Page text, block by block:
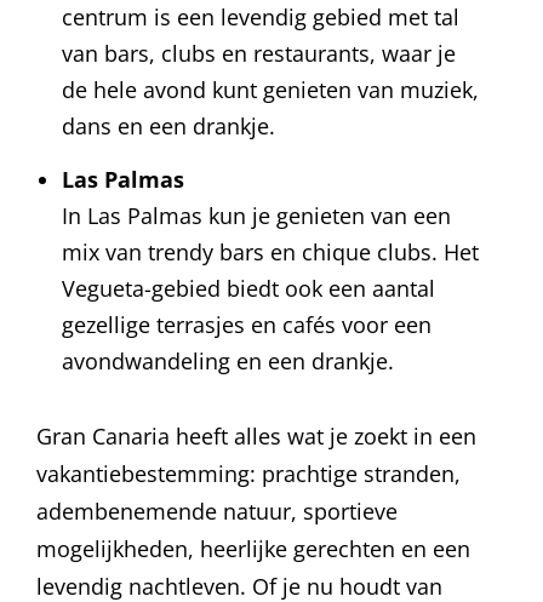
centrum is een levendig gebied met tal
van bars, clubs en restaurants, waar je
de hele avond kunt genieten van muziek,
dans en een drankje.
Las Palmas
In Las Palmas kun je genieten van een
mix van trendy bars en chique clubs. Het
Vegueta-gebied biedt ook een aantal
gezellige terrasjes en cafés voor een
avondwandeling en een drankje.
Gran Canaria heeft alles wat je zoekt in een
vakantiebestemming: prachtige stranden,
adembenemende natuur, sportieve
mogelijkheden, heerlijke gerechten en een
levendig nachtleven. Of je nu houdt van